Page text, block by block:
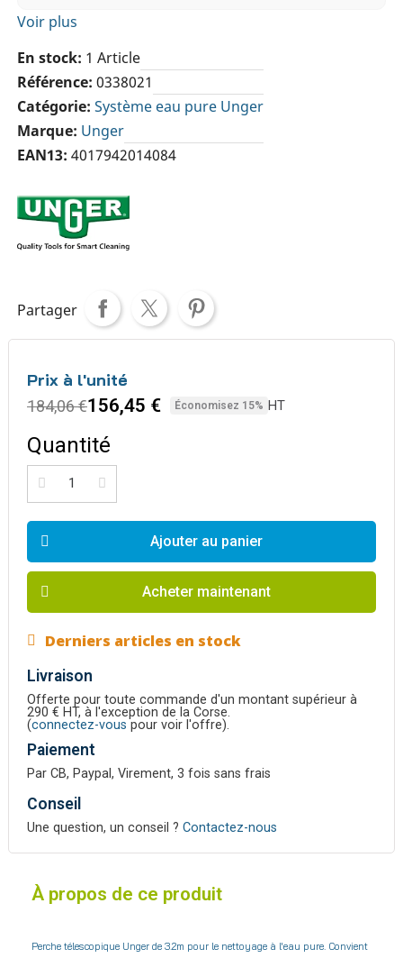
Voir plus
En stock 1 Article
Référence 0338021
Catégorie Système eau pure Unger
Marque Unger
EAN13 4017942014084
Partager
Prix à l'unité
184,06 €156,45 € Économisez 15% HT
Quantité
Ajouter au panier
Acheter maintenant
Derniers articles en stock
Livraison
Offerte pour toute commande d'un montant supérieur à
290 € HT, à l'exception de la Corse.
(connectez-vous pour voir l'offre).
Paiement
Par CB, Paypal, Virement, 3 fois sans frais
Conseil
Une question, un conseil ? Contactez-nous
À propos de ce produit
Perche télescopique Unger de 3.2m pour le nettoyage à l'eau pure. Convient